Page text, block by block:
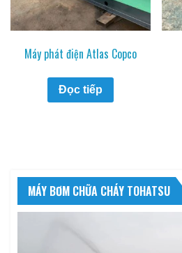
Máy phát điện Atlas Copco
Đọc tiếp
MÁY BƠM CHỮA CHÁY TOHATSU